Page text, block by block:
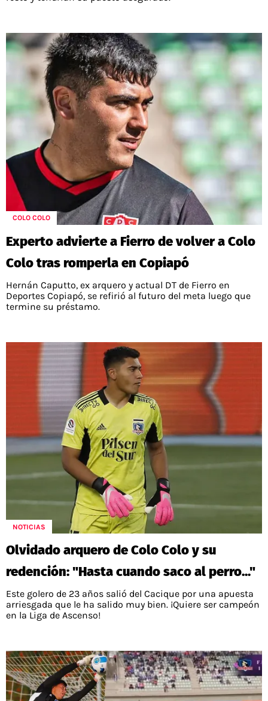
COLO COLO
Experto advierte a Fierro de volver a Colo
Colo tras romperla en Copiapó
Hernán Caputto, ex arquero y actual DT de Fierro en
Deportes Copiapó, se refirió al futuro del meta luego que
termine su préstamo.
NOTICIAS
Olvidado arquero de Colo Colo y su
redención: "Hasta cuando saco al perro..."
Este golero de 23 años salió del Cacique por una apuesta
arriesgada que le ha salido muy bien. ¡Quiere ser campeón
en la Liga de Ascenso!